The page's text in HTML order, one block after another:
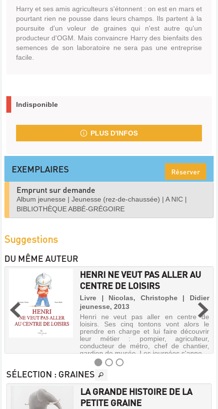
Harry et ses amis agriculteurs s'étonnent : on est en mars et
pourtant rien ne pousse dans leurs champs. Ils partent à la
poursuite d'un voleur de graines qui n'est autre qu'un
producteur d'OGM. Mais convaincre Harry des bienfaits des
semences de son laboratoire ne sera pas une entreprise
facile.
Indisponible
PLUS D'INFOS
EXEMPLAIRES Réserver
Emprunt sur demande
Album jeunesse | Jeunesse (rez-de-chaussée) | A NIC |
BIBLIOTHÈQUE ABBÉ-GRÉGOIRE
Suggestions
DU MÊME AUTEUR
HENRI NE VEUT PAS ALLER AU
CENTRE DE LOISIRS
Livre | Nicolas, Christophe | Didier
jeunesse, 2013
Henri ne veut pas aller en centre de
loisirs. Ses cinq tontons vont alors le
prendre en charge et lui faire découvrir
leur métier : pompier, agriculteur,
conducteur de métro, chef de chantier,
gardien de musée. Les journées s'anno...
HENRI
SÉLECTION : GRAINES
LA GRANDE HISTOIRE DE LA
PETITE GRAINE